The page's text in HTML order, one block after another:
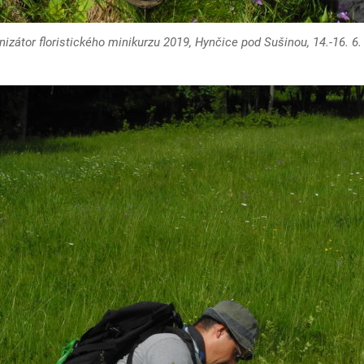
floristického minikurzu 2019, Hynčice pod Sušinou, 14.-16. 6.